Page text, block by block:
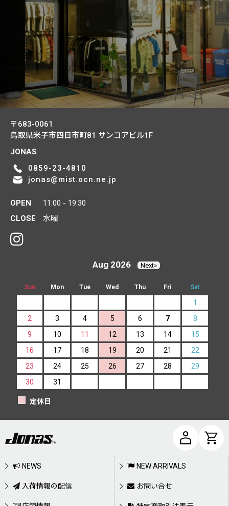
〒683-0061
鳥取県米子市四日市町81 サンコアビル1F
JONAS
0859-23-4810
jonas@mist.ocn.ne.jp
OPEN
11:00 - 19:30
CLOSE
水曜
Aug 2026 Next»
Sun Mon Tue Wed Thu Fri Sat
1
2
3 4 5 6 7
8
9
10 11 12 13 14
15
16
17 18 19 20 21
22
23
24 25 26 27 28
29
30
31
定休日
NEWS NEW ARRIVALS
入荷情報の配信 お問い合せ